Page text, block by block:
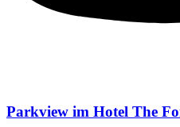
Parkview im Hotel The